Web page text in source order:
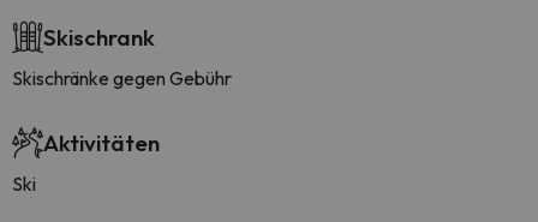
Skischrank
Skischränke gegen Gebühr
Aktivitäten
Ski